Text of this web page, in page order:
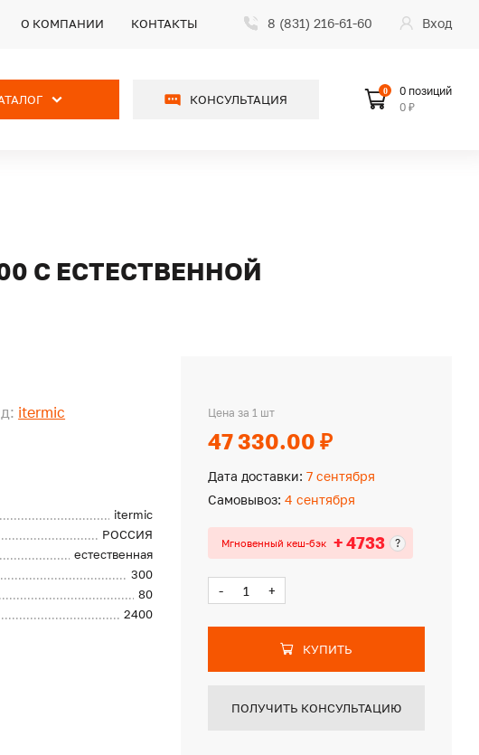
О КОМПАНИИ КОНТАКТЫ 8 (831) 216-61-60 Вход
КОНСУЛЬТАЦИЯ
0
0 позиций
0 ₽
С ЕСТЕСТВЕННОЙ
itermic
itermic
РОССИЯ
естественная
300
80
2400
Цена за 1 шт
47 330.00 ₽
Дата доставки: 7 сентября
Самовывоз: 4 сентября
Мгновенный кеш-бэк + 4733 ?
- +
КУПИТЬ
ПОЛУЧИТЬ КОНСУЛЬТАЦИЮ